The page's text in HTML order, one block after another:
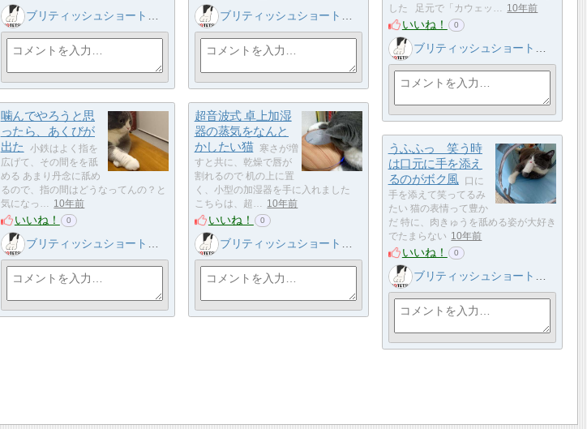
ブリティッシュショートヘア 小鉄
ブリティッシュショートヘア 小鉄
した 足元で「カウェッ…
10年前
いいね！ 0
ブリティッシュショートヘア 小鉄
噛んでやろうと思
ったら、あくびが
出た
小鉄はよく指を
広げて、その間をを舐
める あまり丹念に舐め
るので、指の間はどうなってんの？と
気になっ…
10年前
いいね！ 0
ブリティッシュショートヘア 小鉄
超音波式 卓上加湿
器の蒸気をなんと
かしたい猫
寒さが増
すと共に、乾燥で唇が
割れるので 机の上に置
く、小型の加湿器を手に入れました
こちらは、超…
10年前
いいね！ 0
ブリティッシュショートヘア 小鉄
うふふっ 笑う時
は口元に手を添え
るのがボク風
口に
手を添えて笑ってるみ
たい 猫の表情って豊か
だ 特に、肉きゅうを舐める姿が大好き
でたまらない 10年前
いいね！ 0
ブリティッシュショートヘア 小鉄